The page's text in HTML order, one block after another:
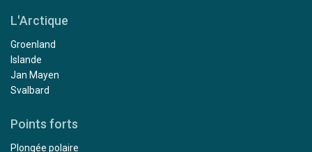
L'Arctique
Groenland
Islande
Jan Mayen
Svalbard
Points forts
Plongée polaire